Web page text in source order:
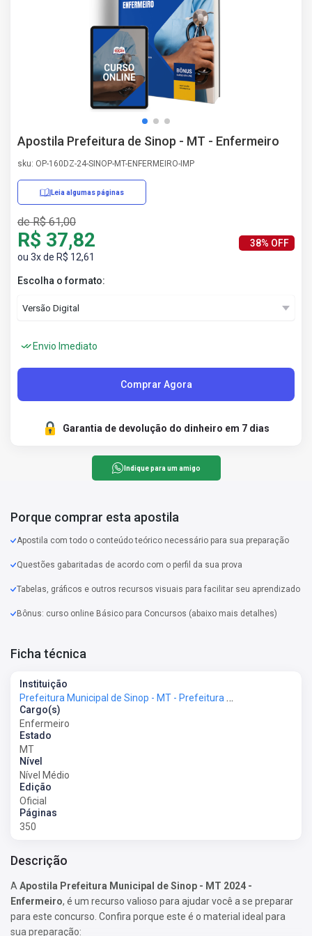
Apostila Prefeitura de Sinop - MT - Enfermeiro
sku: OP-160DZ-24-SINOP-MT-ENFERMEIRO-IMP
Leia algumas páginas
de R$ 61,00
R$ 37,82
ou 3x de R$ 12,61
38% OFF
Escolha o formato:
Envio Imediato
Comprar Agora
Garantia de devolução do dinheiro em 7 dias
Indique para um amigo
Porque comprar esta apostila
Apostila com todo o conteúdo teórico necessário para sua preparação
Questões gabaritadas de acordo com o perfil da sua prova
Tabelas, gráficos e outros recursos visuais para facilitar seu aprendizado
Bônus: curso online Básico para Concursos (abaixo mais detalhes)
Ficha técnica
Instituição
Prefeitura Municipal de Sinop - MT - Prefeitura de Sinop - MT
Cargo(s)
Enfermeiro
Estado
MT
Nível
Nível Médio
Edição
Oficial
Páginas
350
Descrição
A Apostila Prefeitura Municipal de Sinop - MT 2024 -
Enfermeiro, é um recurso valioso para ajudar você a se preparar
para este concurso. Confira porque este é o material ideal para
sua preparação: